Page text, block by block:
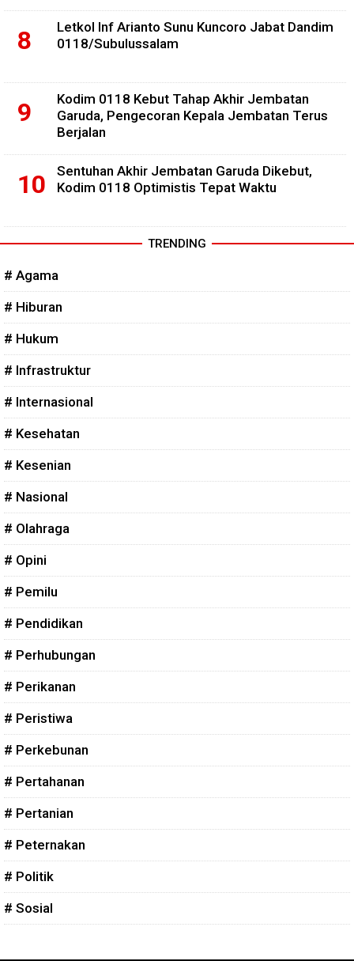
Letkol Inf Arianto Sunu Kuncoro Jabat Dandim
0118/Subulussalam
Kodim 0118 Kebut Tahap Akhir Jembatan
Garuda, Pengecoran Kepala Jembatan Terus
Berjalan
Sentuhan Akhir Jembatan Garuda Dikebut,
Kodim 0118 Optimistis Tepat Waktu
TRENDING
# Agama
# Hiburan
# Hukum
# Infrastruktur
# Internasional
# Kesehatan
# Kesenian
# Nasional
# Olahraga
# Opini
# Pemilu
# Pendidikan
# Perhubungan
# Perikanan
# Peristiwa
# Perkebunan
# Pertahanan
# Pertanian
# Peternakan
# Politik
# Sosial